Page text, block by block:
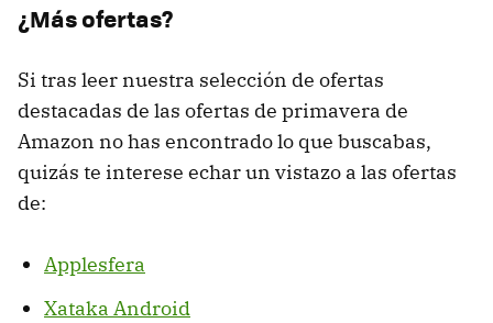
¿Más ofertas?
Si tras leer nuestra selección de ofertas
destacadas de las ofertas de primavera de
Amazon no has encontrado lo que buscabas,
quizás te interese echar un vistazo a las ofertas
de:
Applesfera
Xataka Android